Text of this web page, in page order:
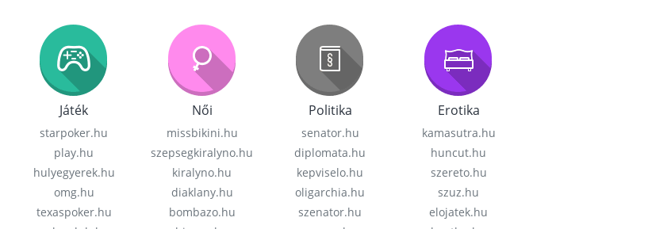
Játék
starpoker.hu
play.hu
hulyegyerek.hu
omg.hu
texaspoker.hu
Női
missbikini.hu
szepsegkiralyno.hu
kiralyno.hu
diaklany.hu
bombazo.hu
Politika
senator.hu
diplomata.hu
kepviselo.hu
oligarchia.hu
szenator.hu
Erotika
kamasutra.hu
huncut.hu
szereto.hu
szuz.hu
elojatek.hu